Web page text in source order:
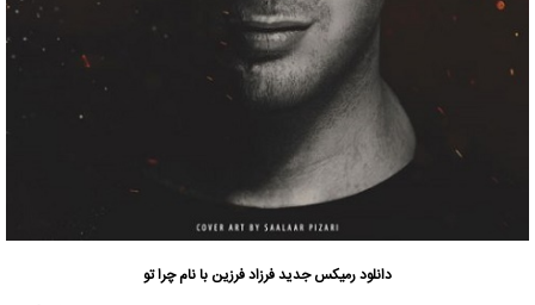
دانلود رمیکس جدیدفرزاد فرزین با نام چرا تو